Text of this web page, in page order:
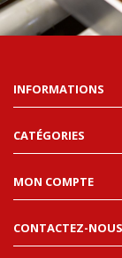
INFORMATIONS
CATÉGORIES
MON COMPTE
CONTACTEZ-NOUS